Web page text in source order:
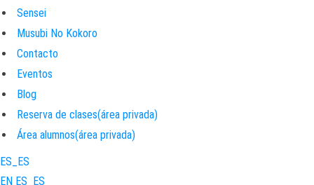
Sensei
Musubi No Kokoro
Contacto
Eventos
Blog
Reserva de clases(área privada)
Área alumnos(área privada)
ES_ES
EN ES_ES